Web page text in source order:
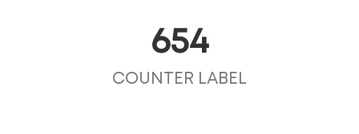
654
COUNTER LABEL